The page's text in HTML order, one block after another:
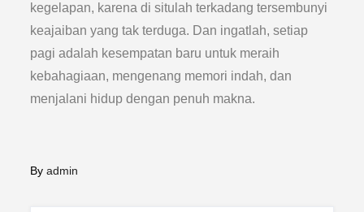
kegelapan, karena di situlah terkadang tersembunyi
keajaiban yang tak terduga. Dan ingatlah, setiap
pagi adalah kesempatan baru untuk meraih
kebahagiaan, mengenang memori indah, dan
menjalani hidup dengan penuh makna.
Byadmin